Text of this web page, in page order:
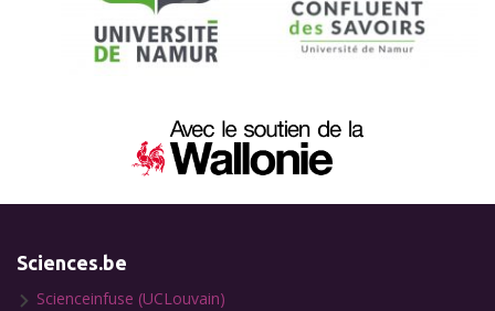
Sciences.be
Scienceinfuse (UCLouvain)